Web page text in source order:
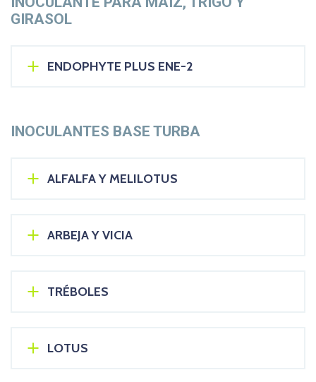
GIRASOL
ENDOPHYTE PLUS ENE-2
INOCULANTES BASE TURBA
ALFALFA Y MELILOTUS
ARBEJA Y VICIA
TRÉBOLES
LOTUS